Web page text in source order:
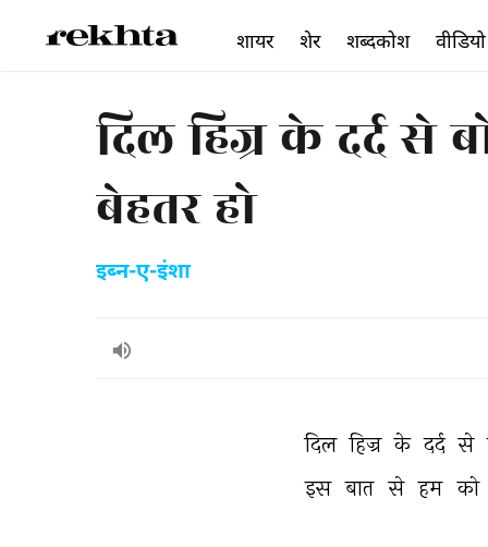
दिल हिज्र के दर्द
बेहतर हो
इब्न-ए-इंशा
दिल हिज्र के दर्द से
इस बात से हम को
शायर शेर शब्दकोश वीडियो